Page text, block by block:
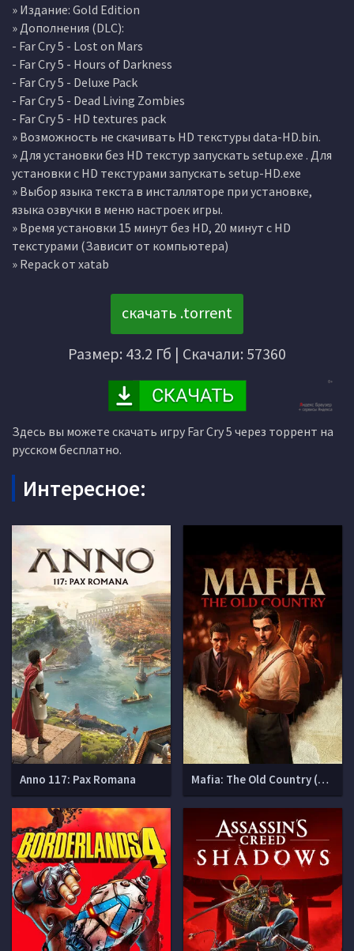
» Издание: Gold Edition
» Дополнения (DLC):
- Far Cry 5 - Lost on Mars
- Far Cry 5 - Hours of Darkness
- Far Cry 5 - Deluxe Pack
- Far Cry 5 - Dead Living Zombies
- Far Cry 5 - HD textures pack
» Возможность не скачивать HD текстуры data-HD.bin.
» Для установки без HD текстур запускать setup.exe . Для
установки с HD текстурами запускать setup-HD.exe
» Выбор языка текста в инсталляторе при установке,
языка озвучки в меню настроек игры.
» Время установки 15 минут без HD, 20 минут с HD
текстурами (Зависит от компьютера)
» Repack от xatab
скачать .torrent
Размер: 43.2 Гб | Скачали: 57360
Здесь вы можете скачать игру Far Cry 5 через торрент на
русском бесплатно.
Интересное:
Anno 117: Pax Romana Mafia: The Old Country (Мафия 4)